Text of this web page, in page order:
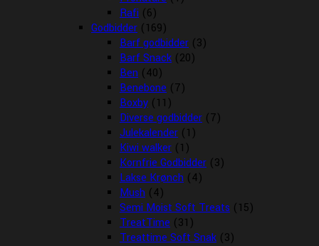
Rafi (6)
Godbidder (169)
Barf godbidder (3)
Barf Snack (20)
Ben (40)
Benebone (7)
Boxby (11)
Diverse godbidder (7)
Julekalender (1)
Kiwi walker (1)
Kornfrie Godbidder (3)
Lakse Krønch (4)
Mush (4)
Semi Moist Soft Treats (15)
TreatTime (31)
Treattime Soft Snak (3)